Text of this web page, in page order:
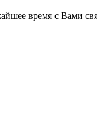
время с Вами